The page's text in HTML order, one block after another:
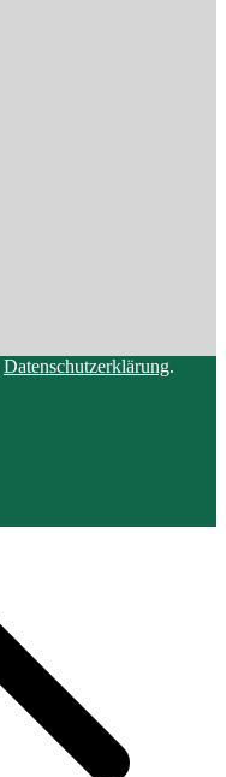
Datenschutzerklärung.